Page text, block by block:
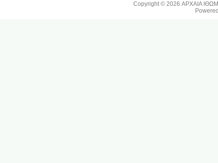
Copyright © 2026ΑΡΧΑΙΑ